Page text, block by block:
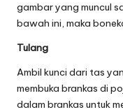
gambar yang muncul
bawah ini, maka
Tulang
Ambil kunci dari tas
membuka brankas di
dalam brankas untuk